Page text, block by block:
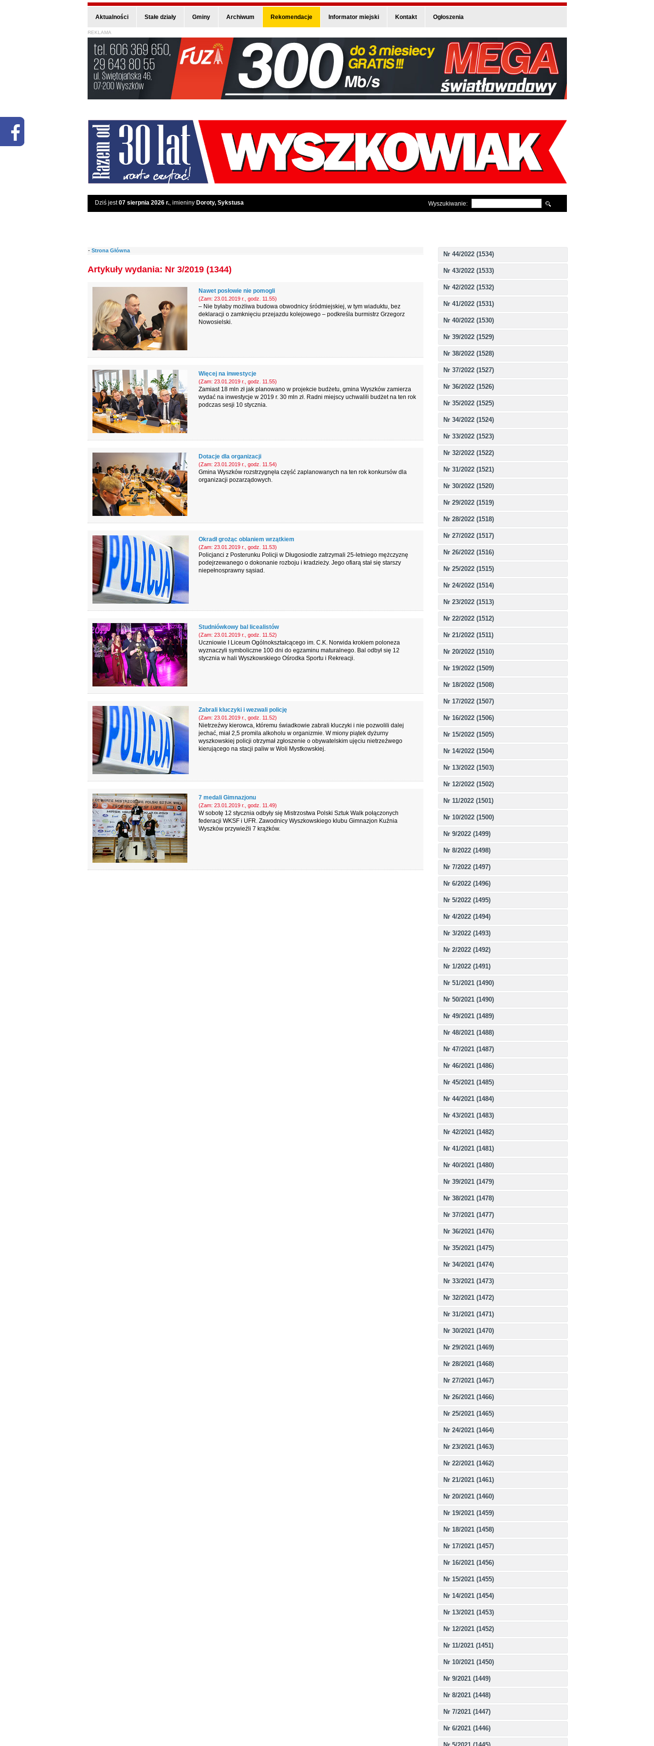
Aktualności Stałe działy Gminy Archiwum Rekomendacje Informator miejski Kontakt Ogłoszenia
REKLAMA
Dziś jest07 sierpnia 2026 r., imieniny Doroty, Sykstusa Wyszukiwanie:
Nr 44/2022 (1534)
Nr 43/2022 (1533)
Nr 42/2022 (1532)
Nr 41/2022 (1531)
Nr 40/2022 (1530)
Nr 39/2022 (1529)
Nr 38/2022 (1528)
Nr 37/2022 (1527)
Nr 36/2022 (1526)
Nr 35/2022 (1525)
Nr 34/2022 (1524)
Nr 33/2022 (1523)
Nr 32/2022 (1522)
Nr 31/2022 (1521)
Nr 30/2022 (1520)
Nr 29/2022 (1519)
Nr 28/2022 (1518)
Nr 27/2022 (1517)
Nr 26/2022 (1516)
Nr 25/2022 (1515)
Nr 24/2022 (1514)
Nr 23/2022 (1513)
Nr 22/2022 (1512)
Nr 21/2022 (1511)
Nr 20/2022 (1510)
Nr 19/2022 (1509)
Nr 18/2022 (1508)
Nr 17/2022 (1507)
Nr 16/2022 (1506)
Nr 15/2022 (1505)
Nr 14/2022 (1504)
Nr 13/2022 (1503)
Nr 12/2022 (1502)
Nr 11/2022 (1501)
Nr 10/2022 (1500)
Nr 9/2022 (1499)
Nr 8/2022 (1498)
Nr 7/2022 (1497)
Nr 6/2022 (1496)
Nr 5/2022 (1495)
Nr 4/2022 (1494)
Nr 3/2022 (1493)
Nr 2/2022 (1492)
Nr 1/2022 (1491)
Nr 51/2021 (1490)
Nr 50/2021 (1490)
Nr 49/2021 (1489)
Nr 48/2021 (1488)
Nr 47/2021 (1487)
Nr 46/2021 (1486)
Nr 45/2021 (1485)
Nr 44/2021 (1484)
Nr 43/2021 (1483)
Nr 42/2021 (1482)
Nr 41/2021 (1481)
Nr 40/2021 (1480)
Nr 39/2021 (1479)
Nr 38/2021 (1478)
Nr 37/2021 (1477)
Nr 36/2021 (1476)
Nr 35/2021 (1475)
Nr 34/2021 (1474)
Nr 33/2021 (1473)
Nr 32/2021 (1472)
Nr 31/2021 (1471)
Nr 30/2021 (1470)
Nr 29/2021 (1469)
Nr 28/2021 (1468)
Nr 27/2021 (1467)
Nr 26/2021 (1466)
Nr 25/2021 (1465)
Nr 24/2021 (1464)
Nr 23/2021 (1463)
Nr 22/2021 (1462)
Nr 21/2021 (1461)
Nr 20/2021 (1460)
Nr 19/2021 (1459)
Nr 18/2021 (1458)
Nr 17/2021 (1457)
Nr 16/2021 (1456)
Nr 15/2021 (1455)
Nr 14/2021 (1454)
Nr 13/2021 (1453)
Nr 12/2021 (1452)
Nr 11/2021 (1451)
Nr 10/2021 (1450)
Nr 9/2021 (1449)
Nr 8/2021 (1448)
Nr 7/2021 (1447)
Nr 6/2021 (1446)
- Strona Główna
Artykuły wydania: Nr 3/2019 (1344)
Nawet posłowie nie pomogli
(Zam: 23.01.2019 r., godz. 11.55)
– Nie byłaby możliwa budowa obwodnicy śródmiejskiej, w tym wiaduktu, bez
deklaracji o zamknięciu przejazdu kolejowego – podkreśla burmistrz Grzegorz
Nowosielski.
Więcej na inwestycje
(Zam: 23.01.2019 r., godz. 11.55)
Zamiast 18 mln zł jak planowano w projekcie budżetu, gmina Wyszków zamierza
wydać na inwestycje w 2019 r. 30 mln zł. Radni miejscy uchwalili budżet na ten rok
podczas sesji 10 stycznia.
Dotacje dla organizacji
(Zam: 23.01.2019 r., godz. 11.54)
Gmina Wyszków rozstrzygnęła część zaplanowanych na ten rok konkursów dla
organizacji pozarządowych.
Okradł grożąc oblaniem wrzątkiem
(Zam: 23.01.2019 r., godz. 11.53)
Policjanci z Posterunku Policji w Długosiodle zatrzymali 25-letniego mężczyznę
podejrzewanego o dokonanie rozboju i kradzieży. Jego ofiarą stał się starszy
niepełnosprawny sąsiad.
Studniówkowy bal licealistów
(Zam: 23.01.2019 r., godz. 11.52)
Uczniowie I Liceum Ogólnokształcącego im. C.K. Norwida krokiem poloneza
wyznaczyli symboliczne 100 dni do egzaminu maturalnego. Bal odbył się 12
stycznia w hali Wyszkowskiego Ośrodka Sportu i Rekreacji.
Zabrali kluczyki i wezwali policję
(Zam: 23.01.2019 r., godz. 11.52)
Nietrzeźwy kierowca, któremu świadkowie zabrali kluczyki i nie pozwolili dalej
jechać, miał 2,5 promila alkoholu w organizmie. W miony piątek dyżurny
wyszkowskiej policji otrzymał zgłoszenie o obywatelskim ujęciu nietrzeźwego
kierującego na stacji paliw w Woli Mystkowskiej.
7 medali Gimnazjonu
(Zam: 23.01.2019 r., godz. 11.49)
W sobotę 12 stycznia odbyły się Mistrzostwa Polski Sztuk Walk połączonych
federacji WKSF i UFR. Zawodnicy Wyszkowskiego klubu Gimnazjon Kuźnia
Wyszków przywieźli 7 krążków.